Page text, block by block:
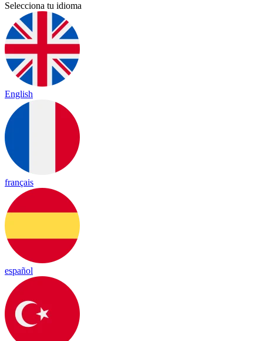
Selecciona tu idioma
English
français
español